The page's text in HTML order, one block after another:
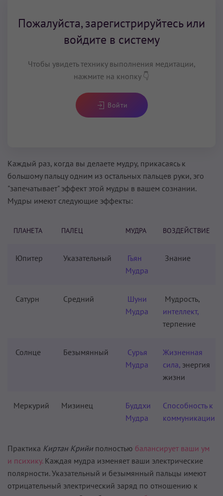
Пожалуйста, зарегистрируйтесь или
войдите в систему
Чтобы увидеть технику выполнения медитации,
нажмите на кнопку 👇
Войти
Каждый раз, когда вы делаете мудру, прикасаясь к
большому пальцу одним из остальных пальцев руки, эго
"запечатывает" эффект этой мудры в вашем сознании.
Мудры имеют следующие эффекты:
ПЛАНЕТА ПАЛЕЦ МУДРА ВОЗДЕЙСТВИЕ
Юпитер Указательный
Гьян
Мудра
Знание
Сатурн Средний
Шуни
Мудра
Мудрость,
интеллект,
терпение
Солнце Безымянный
Сурья
Мудра
Жизненная
сила, энергия
жизни
Меркурий Мизинец
Буддхи
Мудра
Способность к
коммуникации
Практика Киртан Крийиполностью балансирует ваши ум
и психику.Каждая мудра изменяет ваши электрические
полярности. Указательный и безымянный пальцы имеют
отрицательный электрический заряд по отношению к